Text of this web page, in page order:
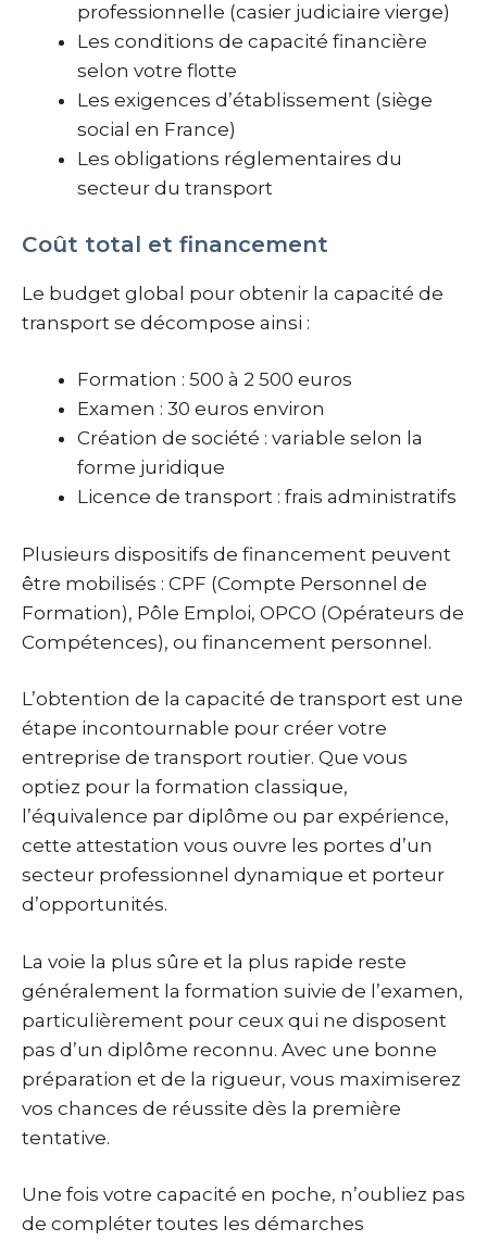
professionnelle (casier judiciaire vierge)
Les conditions de capacité financière
selon votre flotte
Les exigences d’établissement (siège
social en France)
Les obligations réglementaires du
secteur du transport
Coût total et financement
Le budget global pour obtenir la capacité de
transport se décompose ainsi :
Formation : 500 à 2 500 euros
Examen : 30 euros environ
Création de société : variable selon la
forme juridique
Licence de transport : frais administratifs
Plusieurs dispositifs de financement peuvent
être mobilisés : CPF (Compte Personnel de
Formation), Pôle Emploi, OPCO (Opérateurs de
Compétences), ou financement personnel.
L’obtention de la capacité de transport est une
étape incontournable pour créer votre
entreprise de transport routier. Que vous
optiez pour la formation classique,
l’équivalence par diplôme ou par expérience,
cette attestation vous ouvre les portes d’un
secteur professionnel dynamique et porteur
d’opportunités.
La voie la plus sûre et la plus rapide reste
généralement la formation suivie de l’examen,
particulièrement pour ceux qui ne disposent
pas d’un diplôme reconnu. Avec une bonne
préparation et de la rigueur, vous maximiserez
vos chances de réussite dès la première
tentative.
Une fois votre capacité en poche, n’oubliez pas
de compléter toutes les démarches